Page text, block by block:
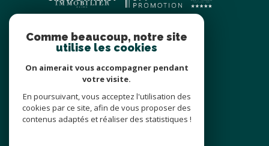
Comme beaucoup, notre site
utilise les cookies
On aimerait vous accompagner pendant
votre visite.
En poursuivant, vous acceptez l'utilisation des
cookies par ce site, afin de vous proposer des
contenus adaptés et réaliser des statistiques !